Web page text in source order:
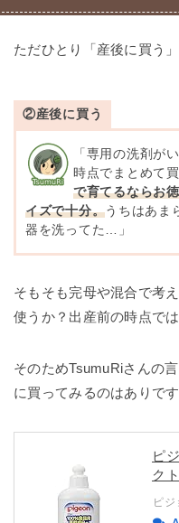
ただひとり「産後に買う
②産後に買う
「専用の洗剤が
時点でまとめて
で育てるならお
イズで十分。うちはあま
器を洗ってた…」
そもそも完母や混合で考
使うか？出産前の時点で
そのためTsumuRiさんの言
に買ってみるのはありです
ピ
ク
ピジ